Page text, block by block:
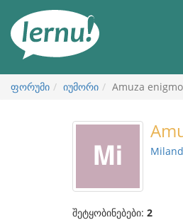
ნახვა
ფორუმი იუმორი Amuza enigmo
Miland
შეტყობინებები: 2